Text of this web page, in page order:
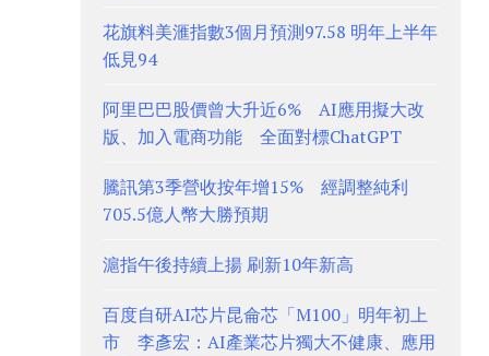
花旗料美滙指數3個月預測97.58 明年上半年
低見94
阿里巴巴股價曾大升近6% AI應用擬大改
版、加入電商功能 全面對標ChatGPT
騰訊第3季營收按年增15% 經調整純利
705.5億人幣大勝預期
滬指午後持續上揚 刷新10年新高
百度自研AI芯片昆侖芯「M100」明年初上
市 李彥宏：AI產業芯片獨大不健康、應用